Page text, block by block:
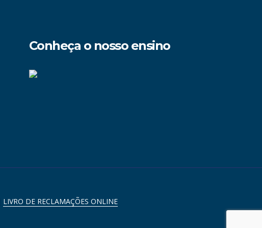
Conheça o nosso ensino
LIVRO DE RECLAMAÇÕES ONLINE